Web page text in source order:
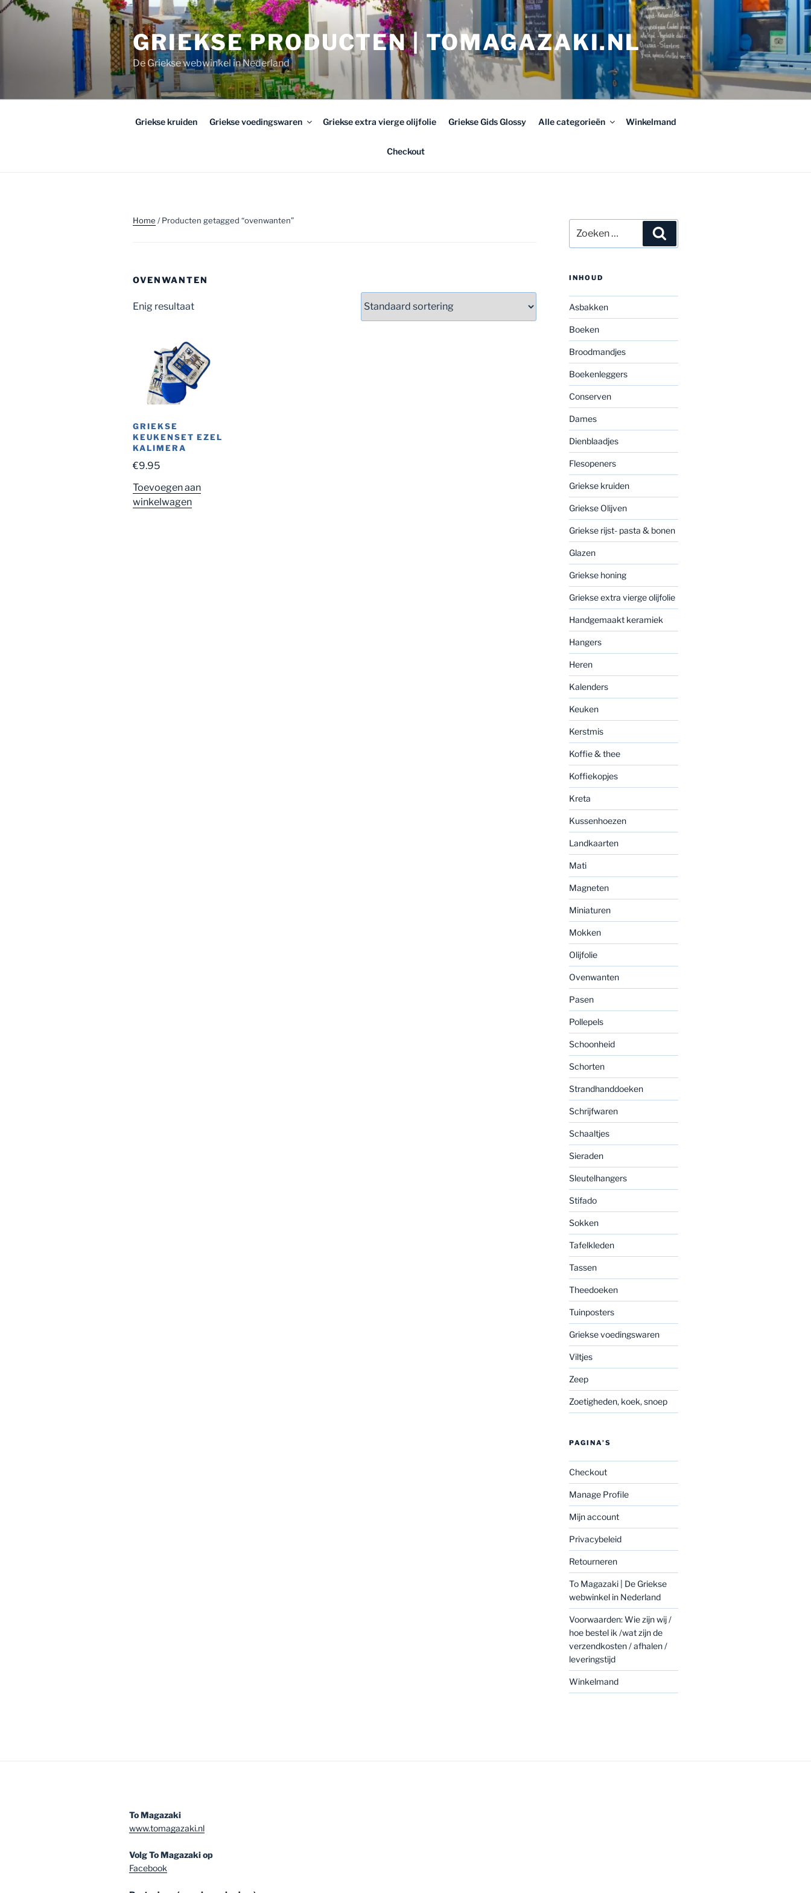
Ga
GRIEKSE PRODUCTEN | TOMAGAZAKI.NL
De Griekse webwinkel in Nederland
Griekse kruiden Griekse voedingswaren Griekse extra vierge olijfolie Griekse Gids Glossy Alle categorieën Winkelmand
Checkout
Home / Producten getagged “ovenwanten”
OVENWANTEN
Enig resultaat
GRIEKSE
KEUKENSET EZEL
KALIMERA
€9.95
Toevoegen aan
winkelwagen
naar:
INHOUD
Asbakken
Boeken
Broodmandjes
Boekenleggers
Conserven
Dames
Dienblaadjes
Flesopeners
Griekse kruiden
Griekse Olijven
Griekse rijst- pasta & bonen
Glazen
Griekse honing
Griekse extra vierge olijfolie
Handgemaakt keramiek
Hangers
Heren
Kalenders
Keuken
Kerstmis
Koffie & thee
Koffiekopjes
Kreta
Kussenhoezen
Landkaarten
Mati
Magneten
Miniaturen
Mokken
Olijfolie
Ovenwanten
Pasen
Pollepels
Schoonheid
Schorten
Strandhanddoeken
Schrijfwaren
Schaaltjes
Sieraden
Sleutelhangers
Stifado
Sokken
Tafelkleden
Tassen
Theedoeken
Tuinposters
Griekse voedingswaren
Viltjes
Zeep
Zoetigheden, koek, snoep
PAGINA’S
Checkout
Manage Profile
Mijn account
Privacybeleid
Retourneren
To Magazaki | De Griekse
webwinkel in Nederland
Voorwaarden: Wie zijn wij /
hoe bestel ik /wat zijn de
verzendkosten / afhalen /
leveringstijd
Winkelmand
To Magazaki
www.tomagazaki.nl
Volg To Magazaki op
Facebook